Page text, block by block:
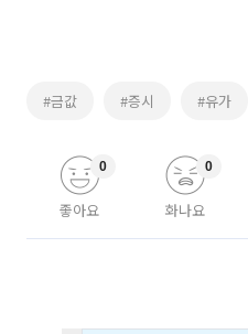
#금값 #증시 #유가
좋아요
0
화나요
0